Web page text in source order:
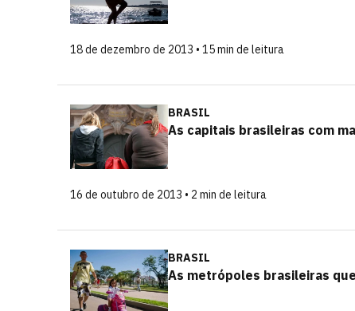
18 de dezembro de 2013 • 15 min de leitura
BRASIL
As capitais brasileiras com
16 de outubro de 2013 • 2 min de leitura
BRASIL
As metrópoles brasileiras